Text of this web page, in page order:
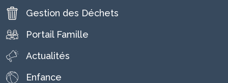
Gestion des Déchets
Portail Famille
Actualités
Enfance